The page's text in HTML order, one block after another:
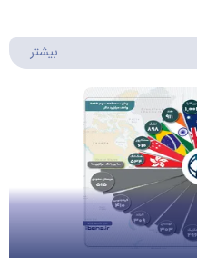
بیشتر